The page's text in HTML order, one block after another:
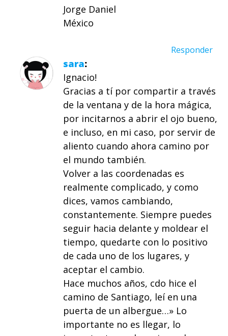
Jorge Daniel
México
Responder
sara
Ignacio!
Gracias a tí por compartir a través
de la ventana y de la hora mágica,
por incitarnos a abrir el ojo bueno,
e incluso, en mi caso, por servir de
aliento cuando ahora camino por
el mundo también.
Volver a las coordenadas es
realmente complicado, y como
dices, vamos cambiando,
constantemente. Siempre puedes
seguir hacia delante y moldear el
tiempo, quedarte con lo positivo
de cada uno de los lugares, y
aceptar el cambio.
Hace muchos años, cdo hice el
camino de Santiago, leí en una
puerta de un albergue…» Lo
importante no es llegar, lo